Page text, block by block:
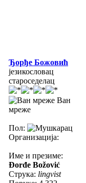
Ђорђе Божовић
језикословац
староседелац
Ван
мреже
Пол:
Организација:
Име и презиме:
Đorđe Božović
Струка: lingvist